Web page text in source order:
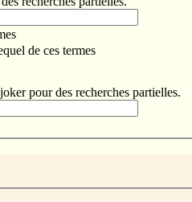
de ces termes
pour des recherches partielles.